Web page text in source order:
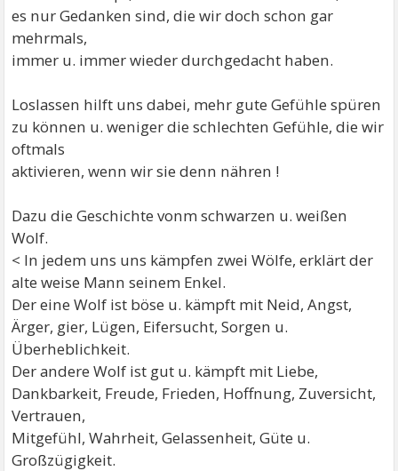
es nur Gedanken sind, die wir doch schon gar
mehrmals,
immer u. immer wieder durchgedacht haben.
Loslassen hilft uns dabei, mehr gute Gefühle spüren
zu können u. weniger die schlechten Gefühle, die wir
oftmals
aktivieren, wenn wir sie denn nähren !
Dazu die Geschichte vonm schwarzen u. weißen
Wolf.
< In jedem uns uns kämpfen zwei Wölfe, erklärt der
alte weise Mann seinem Enkel.
Der eine Wolf ist böse u. kämpft mit Neid, Angst,
Ärger, gier, Lügen, Eifersucht, Sorgen u.
Überheblichkeit.
Der andere Wolf ist gut u. kämpft mit Liebe,
Dankbarkeit, Freude, Frieden, Hoffnung, Zuversicht,
Vertrauen,
Mitgefühl, Wahrheit, Gelassenheit, Güte u.
Großzügigkeit.